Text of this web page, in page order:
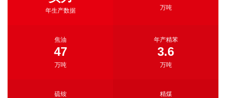
年生产数据 万吨
焦油
47
万吨
年产精苯
3.6
万吨
硫铵 精煤